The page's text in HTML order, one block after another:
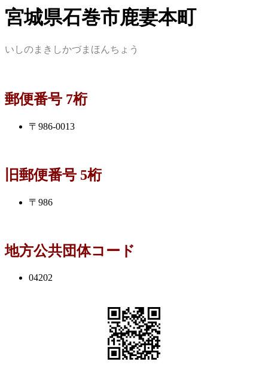
宮城県石巻市鹿妻本町
いしのまきしかづまほんちょう
郵便番号 7桁
〒986-0013
旧郵便番号 5桁
〒986
地方公共団体コード
04202